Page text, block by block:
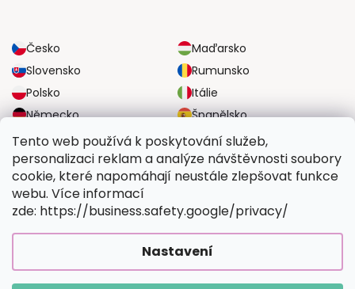
Tento web používá k poskytování služeb,
personalizaci reklam a analýze návštěvnosti soubory
cookie, které napomáhají neustále zlepšovat funkce
webu. Více informací
zde: https://business.safety.google/privacy/
Nastavení
Česko
Maďarsko
Slovensko
Rumunsko
Polsko
Itálie
Německo
Španělsko
Velká Británie
Rakousko
SPOLEHLIVÉ MOŽNOSTI DOPRAVY
BEZPEČNÉ MOŽNOSTI PLATBY